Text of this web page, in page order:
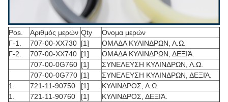
Pos. Αριθμός μερών Qty
Όνομα μερών
Γ-1.
707-00-XX730 [1]
ΟΜΑΔΑ ΚΥΛΙΝΔΡΩΝ, Λ.Ω.
Γ-2.
707-00-XX740 [1]
ΟΜΑΔΑ ΚΥΛΙΝΔΡΩΝ, ΔΕΞΙΆ.
707-00-0G760 [1]
ΣΥΝΕΛΕΥΣΗ ΚΥΛΙΝΔΡΩΝ, Λ.Ω.
707-00-0G770 [1]
ΣΥΝΕΛΕΥΣΗ ΚΥΛΙΝΔΡΩΝ, ΔΕΞΙΆ.
1.
721-11-90750 [1]
ΚΥΛΙΝΔΡΟΣ, Λ.Ω.
1.
721-11-90760 [1]
ΚΥΛΙΝΔΡΟΣ, ΔΕΞΙΆ.